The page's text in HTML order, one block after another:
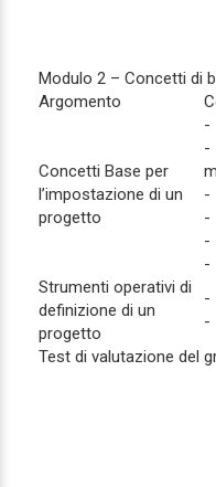
Modulo 2 – Concetti di
Argomento
Concetti Base per
l’impostazione di un
progetto
-
-
-
-
-
-
Strumenti operativi di
definizione di un
progetto
-
-
Test di valutazione del